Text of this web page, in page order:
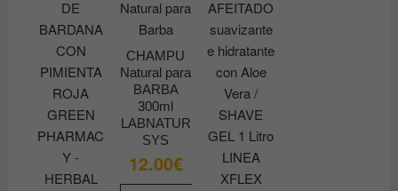
CHAMPU
Natural para
BARBA
300ml
LABNATUR
SYS
12.00€